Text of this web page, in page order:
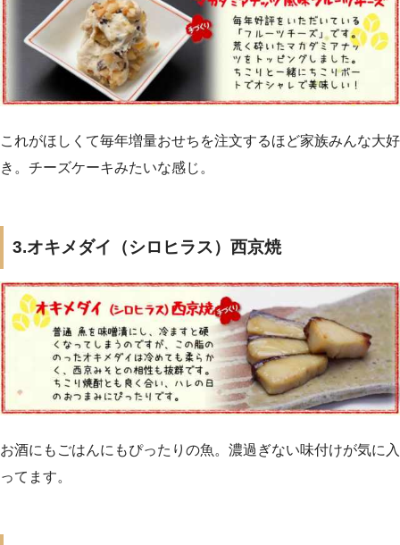
これがほしくて毎年増量おせちを注文するほど家族みんな大好
き。チーズケーキみたいな感じ。
3.オキメダイ（シロヒラス）西京焼
お酒にもごはんにもぴったりの魚。濃過ぎない味付けが気に入
ってます。